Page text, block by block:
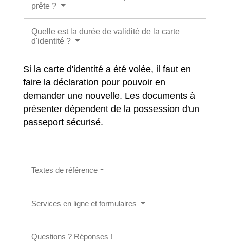
prête ?
Quelle est la durée de validité de la carte
d'identité ?
Si la carte d'identité a été volée, il faut en
faire la déclaration pour pouvoir en
demander une nouvelle. Les documents à
présenter dépendent de la possession d'un
passeport sécurisé.
Textes de référence
Services en ligne et formulaires
Questions ? Réponses !